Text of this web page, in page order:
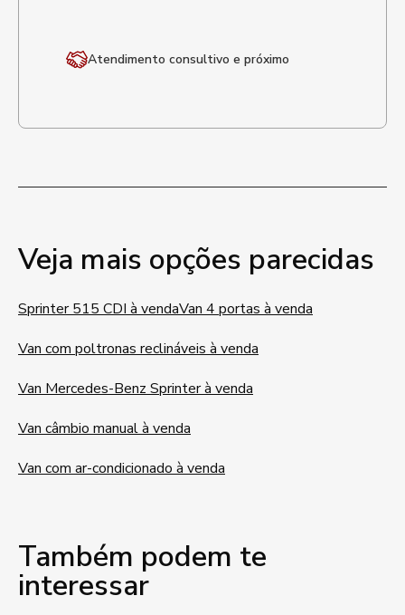
Atendimento consultivo e próximo
Veja mais opções parecidas
Sprinter 515 CDI à vendaVan 4 portas à venda
Van com poltronas reclináveis à venda
Van Mercedes-Benz Sprinter à venda
Van câmbio manual à venda
Van com ar-condicionado à venda
Também podem te
interessar